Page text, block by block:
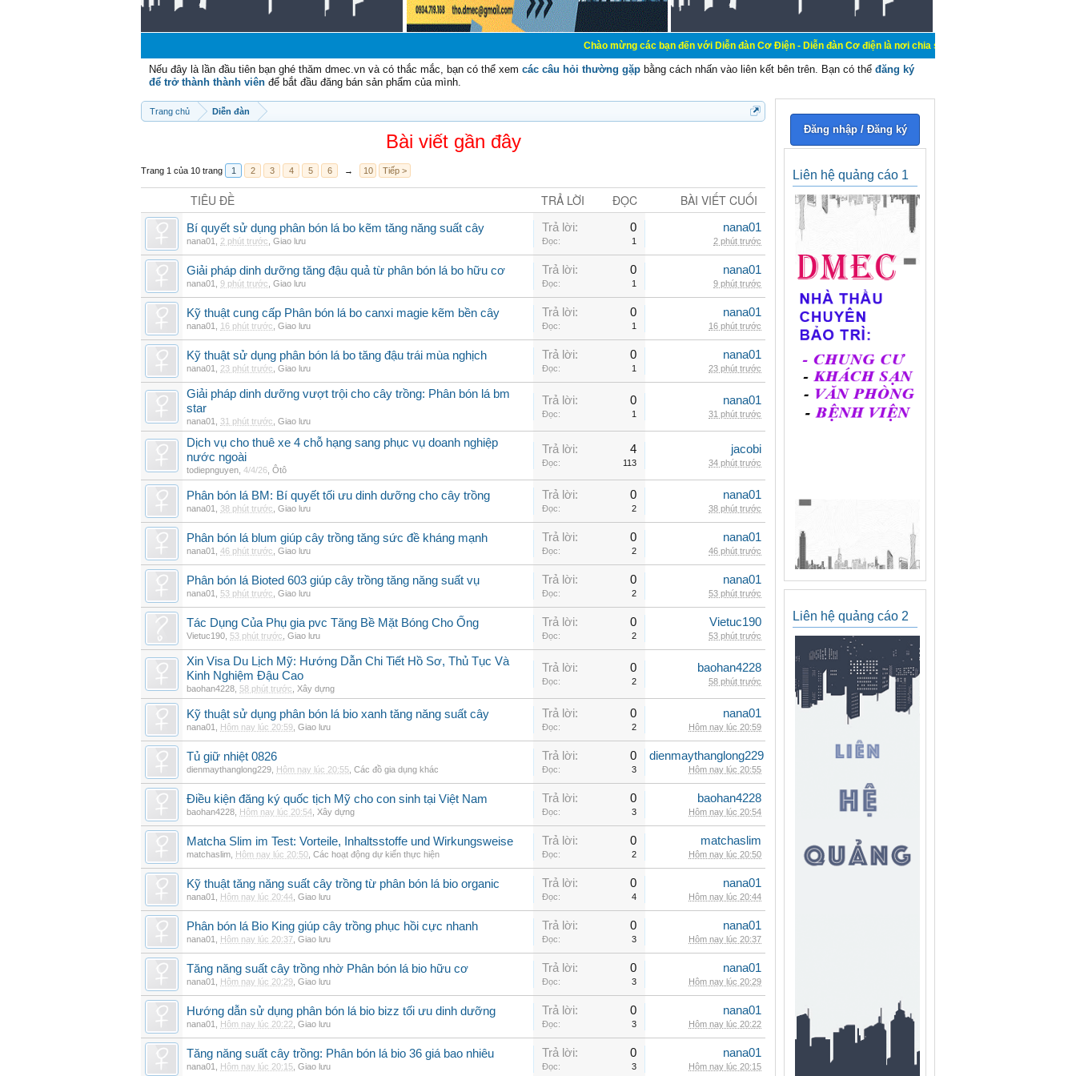
Chào mừng các bạn đến với Diễn đàn Cơ Điện - Diễn đàn Cơ điện là nơi chia sẽ kiến thức kinh nghiệm trong lãnh vực
Nếu đây là lần đầu tiên bạn ghé thăm dmec.vn và có thắc mắc, bạn có thể xem các câu hỏi thường gặp bằng cách nhấn vào liên kết bên trên. Bạn có thể đăng ký
để trở thành thành viên để bắt đầu đăng bán sản phẩm của mình.
Trang chủ Diễn đàn
Bài viết gần đây
Trang 1 của 10 trang 1 2 3 4 5 6 → 10 Tiếp >
TIÊU ĐỀ TRẢ LỜI ĐỌC BÀI VIẾT CUỐI
Bí quyết sử dụng phân bón lá bo kẽm tăng năng suất cây
nana01 2 phút trước Giao lưu
Trả lời: 0
Đọc: 1
nana01
2 phút trước
Giải pháp dinh dưỡng tăng đậu quả từ phân bón lá bo hữu cơ
nana01 9 phút trước Giao lưu
Trả lời: 0
Đọc: 1
nana01
9 phút trước
Kỹ thuật cung cấp Phân bón lá bo canxi magie kẽm bền cây
nana01 16 phút trước Giao lưu
Trả lời: 0
Đọc: 1
nana01
16 phút trước
Kỹ thuật sử dụng phân bón lá bo tăng đậu trái mùa nghịch
nana01 23 phút trước Giao lưu
Trả lời: 0
Đọc: 1
nana01
23 phút trước
Giải pháp dinh dưỡng vượt trội cho cây trồng: Phân bón lá bm
star
nana01 31 phút trước Giao lưu
Trả lời: 0
Đọc: 1
nana01
31 phút trước
Dịch vụ cho thuê xe 4 chỗ hạng sang phục vụ doanh nghiệp
nước ngoài
todiepnguyen 4/4/26 Ôtô
Trả lời: 4
Đọc: 113
jacobi
34 phút trước
Phân bón lá BM: Bí quyết tối ưu dinh dưỡng cho cây trồng
nana01 38 phút trước Giao lưu
Trả lời: 0
Đọc: 2
nana01
38 phút trước
Phân bón lá blum giúp cây trồng tăng sức đề kháng mạnh
nana01 46 phút trước Giao lưu
Trả lời: 0
Đọc: 2
nana01
46 phút trước
Phân bón lá Bioted 603 giúp cây trồng tăng năng suất vụ
nana01 53 phút trước Giao lưu
Trả lời: 0
Đọc: 2
nana01
53 phút trước
Tác Dụng Của Phụ gia pvc Tăng Bề Mặt Bóng Cho Ống
Vietuc190 53 phút trước Giao lưu
Trả lời: 0
Đọc: 2
Vietuc190
53 phút trước
Xin Visa Du Lịch Mỹ: Hướng Dẫn Chi Tiết Hồ Sơ, Thủ Tục Và
Kinh Nghiệm Đậu Cao
baohan4228 58 phút trước Xây dựng
Trả lời: 0
Đọc: 2
baohan4228
58 phút trước
Kỹ thuật sử dụng phân bón lá bio xanh tăng năng suất cây
nana01 Hôm nay lúc 20:59 Giao lưu
Trả lời: 0
Đọc: 2
nana01
Hôm nay lúc 20:59
Tủ giữ nhiệt 0826
dienmaythanglong229 Hôm nay lúc 20:55 Các đồ gia dụng khác
Trả lời: 0
Đọc: 3
dienmaythanglong229
Hôm nay lúc 20:55
Điều kiện đăng ký quốc tịch Mỹ cho con sinh tại Việt Nam
baohan4228 Hôm nay lúc 20:54 Xây dựng
Trả lời: 0
Đọc: 3
baohan4228
Hôm nay lúc 20:54
Matcha Slim im Test: Vorteile, Inhaltsstoffe und Wirkungsweise
matchaslim Hôm nay lúc 20:50 Các hoạt động dự kiến thực hiện
Trả lời: 0
Đọc: 2
matchaslim
Hôm nay lúc 20:50
Kỹ thuật tăng năng suất cây trồng từ phân bón lá bio organic
nana01 Hôm nay lúc 20:44 Giao lưu
Trả lời: 0
Đọc: 4
nana01
Hôm nay lúc 20:44
Phân bón lá Bio King giúp cây trồng phục hồi cực nhanh
nana01 Hôm nay lúc 20:37 Giao lưu
Trả lời: 0
Đọc: 3
nana01
Hôm nay lúc 20:37
Tăng năng suất cây trồng nhờ Phân bón lá bio hữu cơ
nana01 Hôm nay lúc 20:29 Giao lưu
Trả lời: 0
Đọc: 3
nana01
Hôm nay lúc 20:29
Hướng dẫn sử dụng phân bón lá bio bizz tối ưu dinh dưỡng
nana01 Hôm nay lúc 20:22 Giao lưu
Trả lời: 0
Đọc: 3
nana01
Hôm nay lúc 20:22
Tăng năng suất cây trồng: Phân bón lá bio 36 giá bao nhiêu
nana01 Hôm nay lúc 20:15 Giao lưu
Trả lời: 0
Đọc: 3
nana01
Hôm nay lúc 20:15
Đăng nhập / Đăng ký
Liên hệ quảng cáo 1
Liên hệ quảng cáo 2